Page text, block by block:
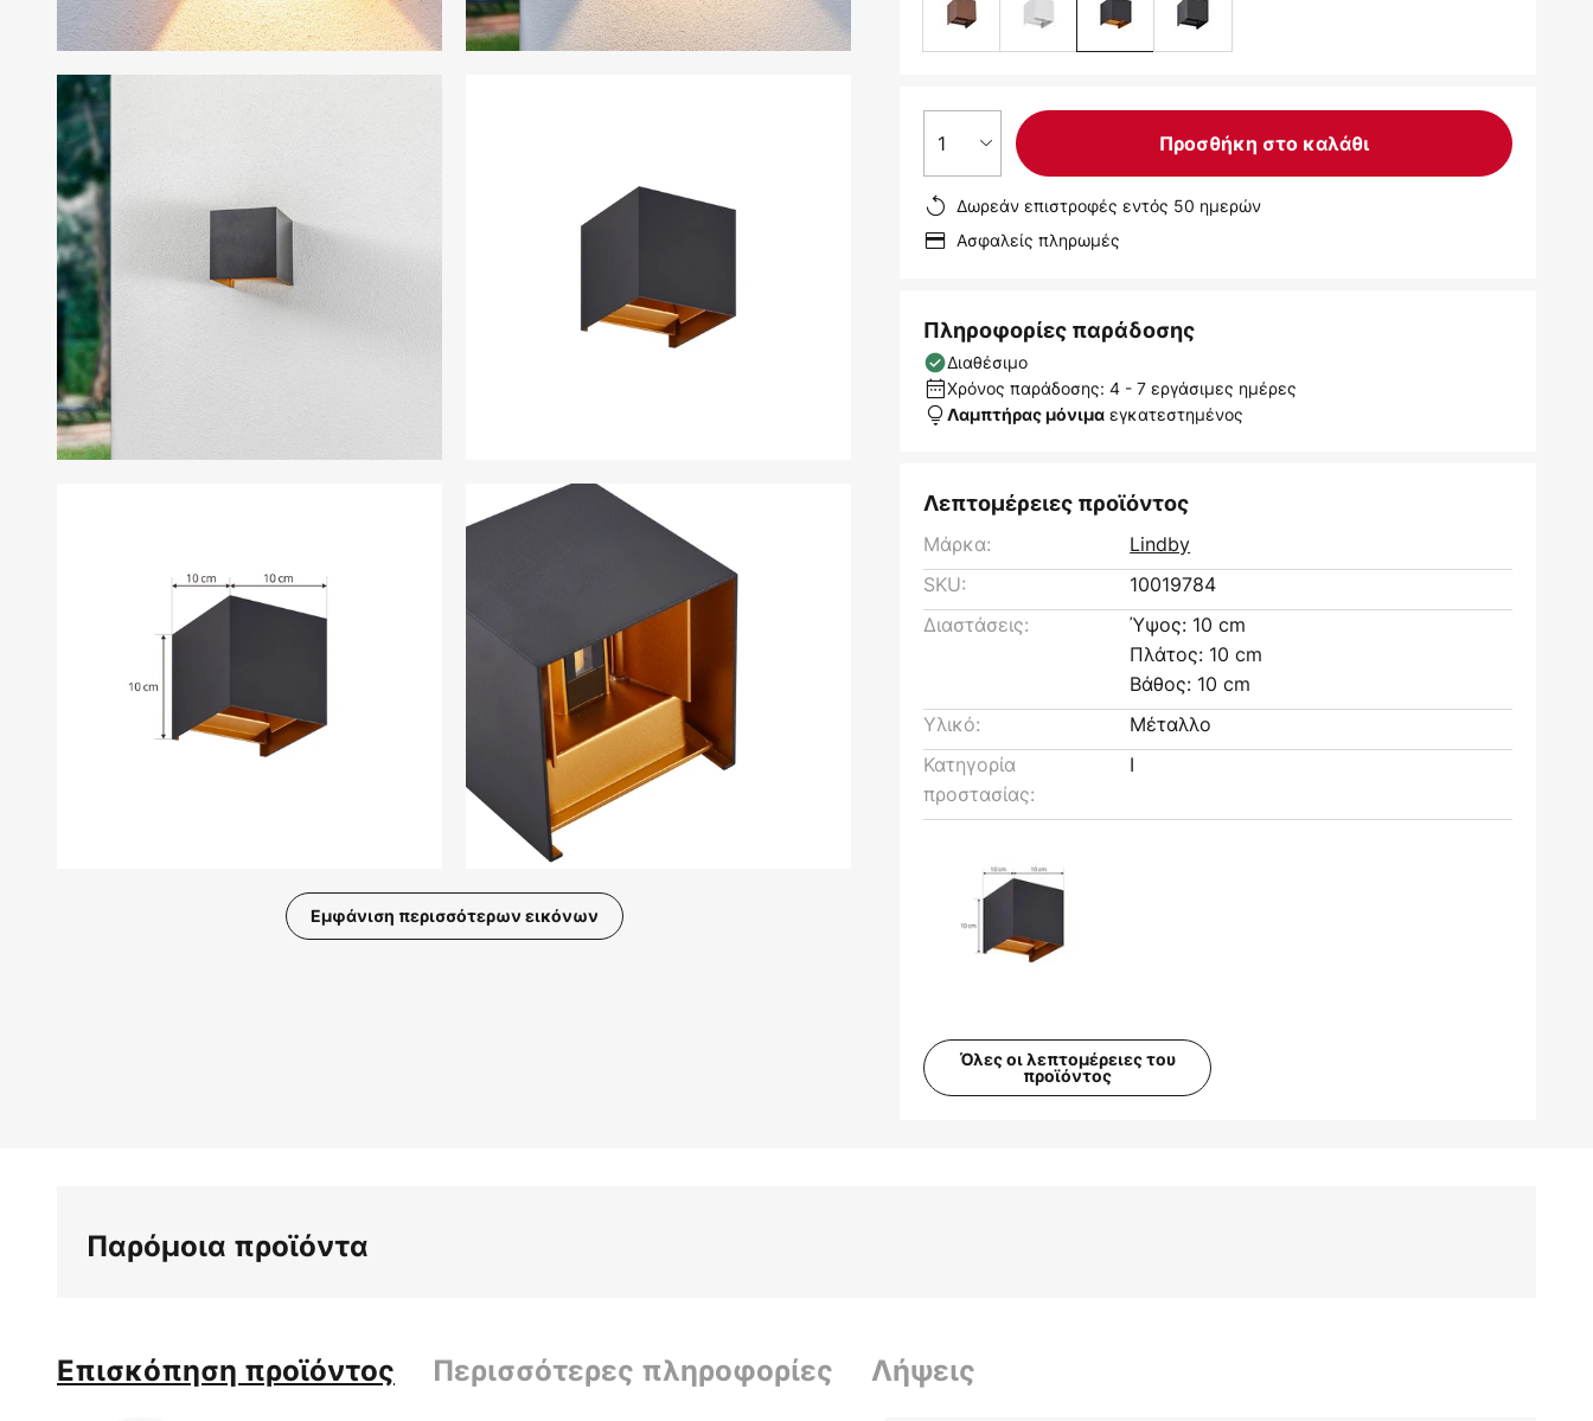
Εμφάνιση περισσότερων εικόνων
1 Προσθήκη στο καλάθι
Δωρεάν επιστροφές εντός 50 ημερών
Ασφαλείς πληρωμές
Πληροφορίες παράδοσης
Διαθέσιμο
Χρόνος παράδοσης: 4 - 7 εργάσιμες ημέρες
Λαμπτήρας μόνιμα εγκατεστημένος
Λεπτομέρειες προϊόντος
Μάρκα:
Lindby
SKU:
10019784
Διαστάσεις:
Ύψος: 10 cm
Πλάτος: 10 cm
Βάθος: 10 cm
Υλικό:
Μέταλλο
Κατηγορία
προστασίας:
I
Όλες οι λεπτομέρειες του
προϊόντος
Παρόμοια προϊόντα
Επισκόπηση προϊόντος Περισσότερες πληροφορίες Λήψεις